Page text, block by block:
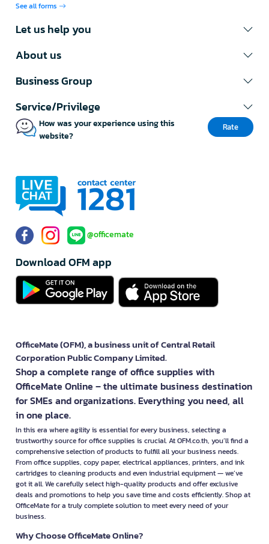
See all forms
Let us help you
About us
Business Group
Service/Privilege
How was your experience using this
website?
Rate
@officemate
Download OFM app
OfficeMate (OFM), a business unit of Central Retail
Corporation Public Company Limited.
Shop a complete range of office supplies with
OfficeMate Online – the ultimate business destination
for SMEs and organizations. Everything you need, all
in one place.
In this era where agility is essential for every business, selecting a
trustworthy source for office supplies is crucial. At OFM.co.th, you’ll find a
comprehensive selection of products to fulfill all your business needs.
From office supplies, copy paper, electrical appliances, printers, and ink
cartridges to cleaning products and even industrial equipment — we’ve
got it all. We carefully select high-quality products and offer exclusive
deals and promotions to help you save time and costs efficiently. Shop at
OfficeMate for a truly complete solution to meet every need of your
business.
Why Choose OfficeMate Online?